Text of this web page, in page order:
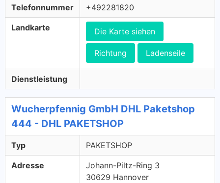
Telefonnummer +492281820
Landkarte Die Karte siehen
Richtung Ladenseile
Dienstleistung
Wucherpfennig GmbH DHL Paketshop
444 - DHL PAKETSHOP
Typ PAKETSHOP
Adresse
Johann-Piltz-Ring 3
30629 Hannover